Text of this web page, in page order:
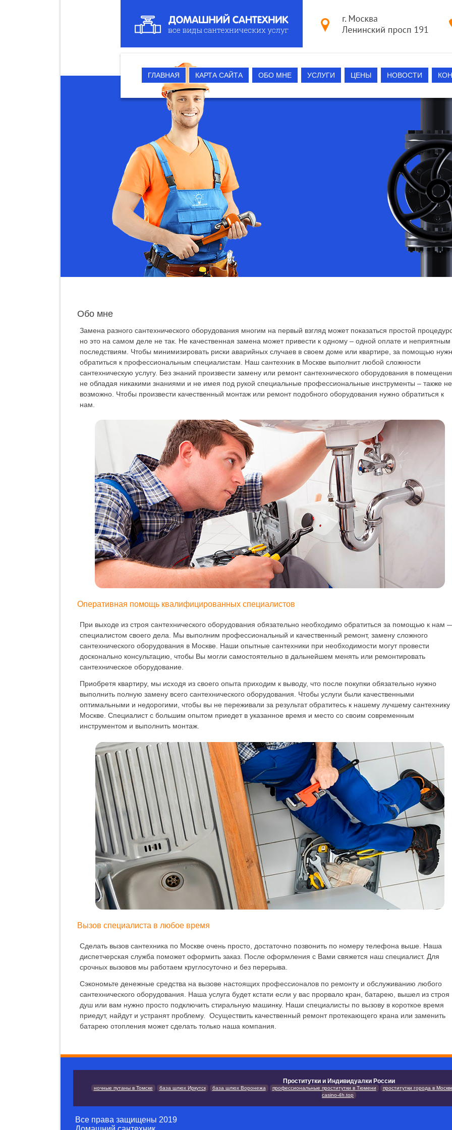
ГЛАВНАЯ КАРТА САЙТА ОБО МНЕ УСЛУГИ ЦЕНЫ НОВОСТИ
Обо мне
Замена разного сантехнического оборудования многим на первый взгляд может показаться простой
но это на самом деле не так. Не качественная замена может привести к одному – одной оплате и неприятным
последствиям. Чтобы минимизировать риски аварийных случаев в своем доме или квартире, за помощью
обратиться к профессиональным специалистам. Наш сантехник в Москве выполнит любой сложности
сантехническую услугу. Без знаний произвести замену или ремонт сантехнического оборудования в
не обладая никакими знаниями и не имея под рукой специальные профессиональные инструменты – также не
возможно. Чтобы произвести качественный монтаж или ремонт подобного оборудования нужно обратиться к
нам.
Оперативная помощь квалифицированных специалистов
При выходе из строя сантехнического оборудования обязательно необходимо обратиться за помощью к нам
специалистом своего дела. Мы выполним профессиональный и качественный ремонт, замену сложного
сантехнического оборудования в Москве. Наши опытные сантехники при необходимости могут провести
досконально консультацию, чтобы Вы могли самостоятельно в дальнейшем менять или ремонтировать
сантехническое оборудование.
Приобретя квартиру, мы исходя из своего опыта приходим к выводу, что после покупки обязательно нужно
выполнить полную замену всего сантехнического оборудования. Чтобы услуги были качественными
оптимальными и недорогими, чтобы вы не переживали за результат обратитесь к нашему лучшему сантехнику
Москве. Специалист с большим опытом приедет в указанное время и место со своим современным
инструментом и выполнить монтаж.
Вызов специалиста в любое время
Сделать вызов сантехника по Москве очень просто, достаточно позвонить по номеру телефона выше. Наша
диспетчерская служба поможет оформить заказ. После оформления с Вами свяжется наш специалист. Для
срочных вызовов мы работаем круглосуточно и без перерыва.
Сэкономьте денежные средства на вызове настоящих профессионалов по ремонту и обслуживанию любого
сантехнического оборудования. Наша услуга будет кстати если у вас прорвало кран, батарею, вышел из строя
душ или вам нужно просто подключить стиральную машинку. Наши специалисты по вызову в короткое время
приедут, найдут и устранят проблему. Осуществить качественный ремонт протекающего крана или заменить
батарею отопления может сделать только наша компания.
Проститутки и Индивидуалки России
ночные путаны в Томске база шлюх Иркутск база шлюх Воронежа профессиональные проститутки в Тюмени
проститутки города в
casino-4h.top
Все права защищены 2019